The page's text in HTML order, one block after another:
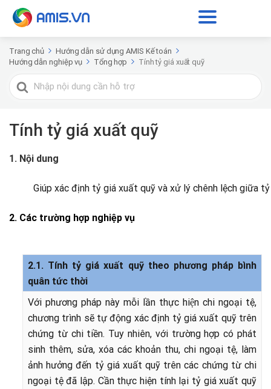
Trang chủ
Hướng dẫn sử dụng AMIS Kế toán
Hướng dẫn nghiệp vụ
Tổng hợp Tính tỷ giá xuất quỹ
Tìm
kiếm
Tính tỷ giá xuất quỹ
1. Nội dung
Giúp xác định tỷ giá xuất quỹ và xử lý chênh lệch giữa
2. Các trường hợp nghiệp vụ
2.1. Tính tỷ giá xuất quỹ theo phương pháp bình
quân tức thời
Với phương pháp này mỗi lần thực hiện chi ngoại tệ,
chương trình sẽ tự động xác định tỷ giá xuất quỹ trên
chứng từ chi tiền. Tuy nhiên, với trường hợp có phát
sinh thêm, sửa, xóa các khoản thu, chi ngoại tệ, làm
ảnh hưởng đến tỷ giá xuất quỹ trên các chứng từ chi
ngoại tệ đã lập. Cần thực hiện tính lại tỷ giá xuất quỹ